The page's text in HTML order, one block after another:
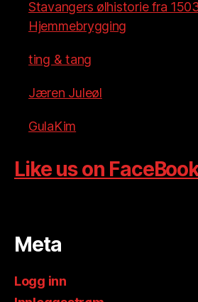
Stavangers ølhistorie fra
Hjemmebrygging
ting & tang
Jæren Juleøl
GulaKim
Like us on
Meta
Logg inn